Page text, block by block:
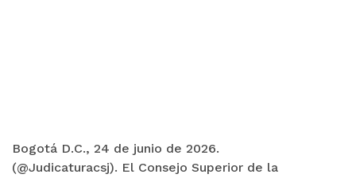
Bogotá D.C., 24 de junio de 2026.
(@Judicaturacsj). El Consejo Superior de la